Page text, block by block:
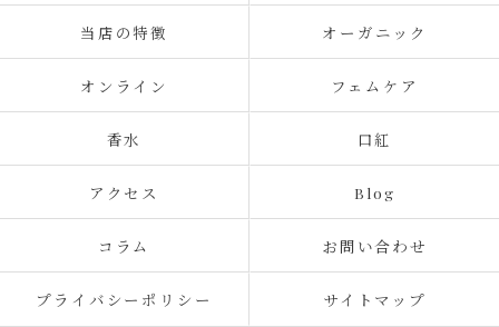
当店の特徴 オーガニック
オンライン フェムケア
香水 口紅
アクセス Blog
コラム お問い合わせ
プライバシーポリシー サイトマップ